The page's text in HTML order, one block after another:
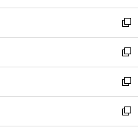
ン
ド
ウ
で
開
く
ウ
ィ
ン
ド
ウ
で
開
く
し
い
ウ
ィ
ン
ド
ウ
で
開
新
し
い
ウ
ィ
ン
ド
ウ
新
し
い
ウ
ィ
ン
新
し
い
ウ
新
し